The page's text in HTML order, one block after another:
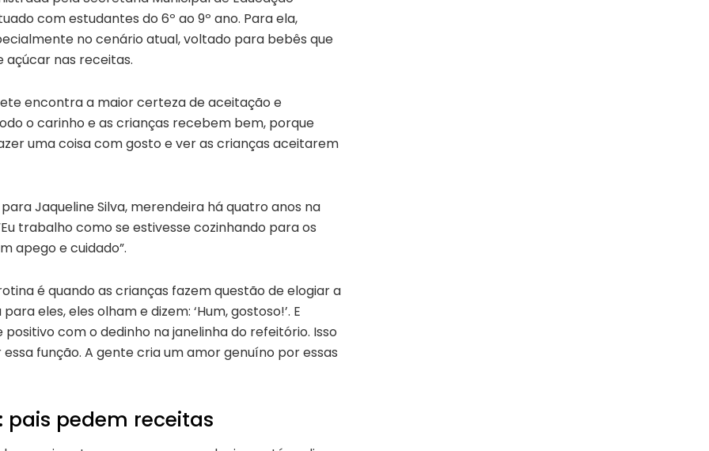
com estudantes do 6º ao 9º ano. Para ela,
no cenário atual, voltado para bebês que
açúcar nas receitas.
encontra a maior certeza de aceitação e
o carinho e as crianças recebem bem, porque
uma coisa com gosto e ver as crianças aceitarem
Jaqueline Silva, merendeira há quatro anos na
trabalho como se estivesse cozinhando para os
apego e cuidado”.
é quando as crianças fazem questão de elogiar a
eles, eles olham e dizem: ‘Hum, gostoso!’. E
com o dedinho na janelinha do refeitório. Isso
função. A gente cria um amor genuíno por essas
pedem receitas